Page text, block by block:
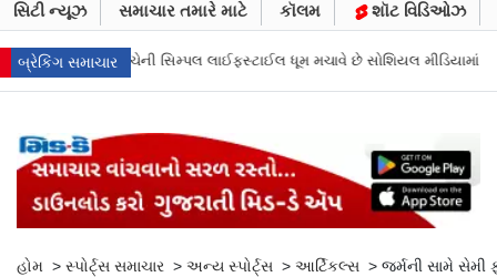
સિટી ન્યૂઝ સમાચાર તમારે માટે કૉલમ શૉટ વિડિઓઝ
બ્રેકિંગ સમાચાર
મચાવે છે સોશિયલ મીડિયામાં માર્ક ઝુકરબર્ગે માની Metaની ભૂલ, ચાઈલ્ડ
હોમ > સ્પોર્ટ્સ સમાચાર > અન્ય સ્પોર્ટ્સ > આર્ટિકલ્સ > જર્મની સામે